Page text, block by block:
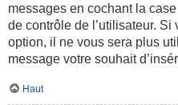
messages en cochant la
de contrôle de l’utilisateur.
option, il ne vous sera plus
message votre souhait
Haut